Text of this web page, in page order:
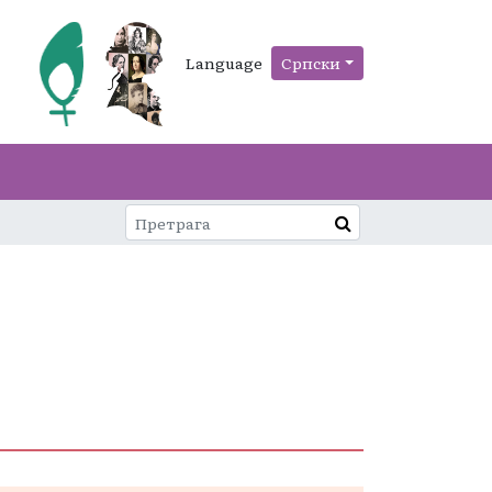
Language Српски